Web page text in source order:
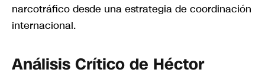
narcotráfico desde una estrategia de coordinación
internacional.
Análisis Crítico de Héctor